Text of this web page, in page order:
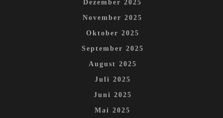
Dezember 2025
November 2025
Oktober 2025
September 2025
August 2025
Juli 2025
Juni 2025
Mai 2025